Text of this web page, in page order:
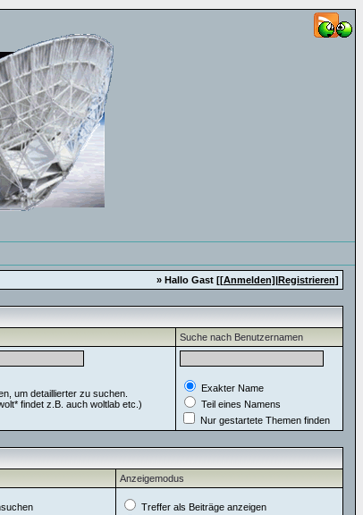
» Hallo Gast [[Anmelden]|Registrieren]
Suche nach Benutzernamen
um detaillierter zu suchen.
findet z.B. auch woltlab etc.)
Exakter Name
Teil eines Namens
Nur gestartete Themen finden
Anzeigemodus
Treffer als Beiträge anzeigen